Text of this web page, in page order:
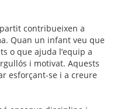
contribueixen a
Quan un infant veu que
o que ajuda l’equip a
i motivat. Aquests
esforçant-se i a creure